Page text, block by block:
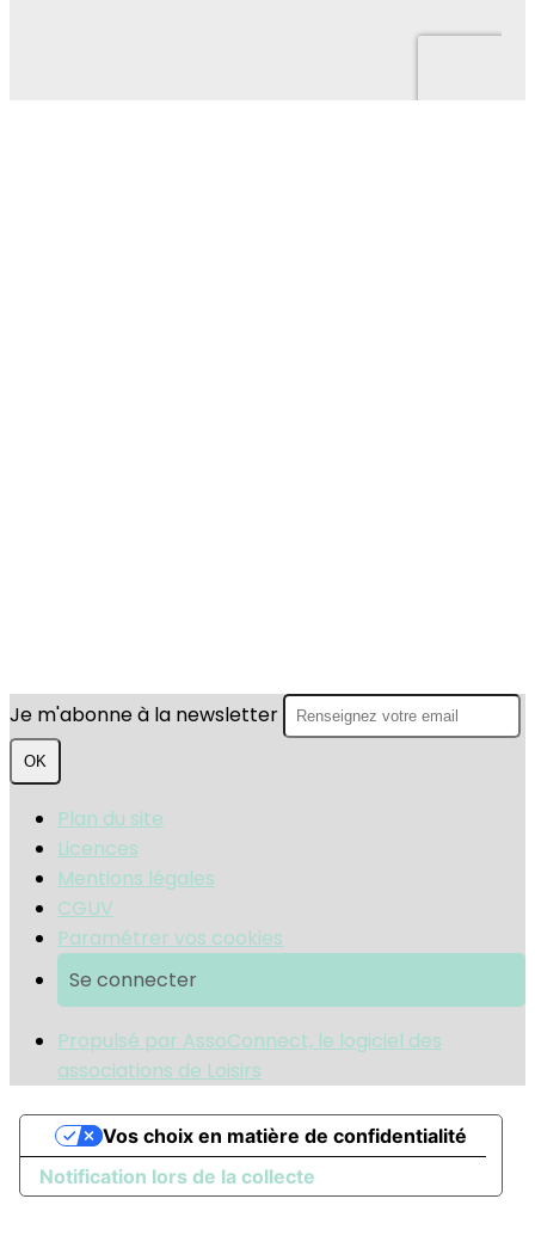
Je m'abonne à la newsletter
OK
Plan du site
Licences
Mentions légales
CGUV
Paramétrer vos cookies
Se connecter
Propulsé par AssoConnect, le logiciel des
associations de Loisirs
Notification lors de la collecte
Vos choix en matière de confidentialité